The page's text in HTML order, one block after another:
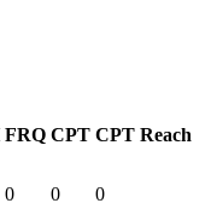
FRQ СPT СPT Reach
0 0 0